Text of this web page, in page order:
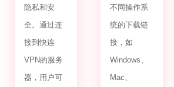
隐私和安
全。通过连
接到快连
VPN的服务
器，用户可
不同操作系
统的下载链
接，如
Windows、
Mac、